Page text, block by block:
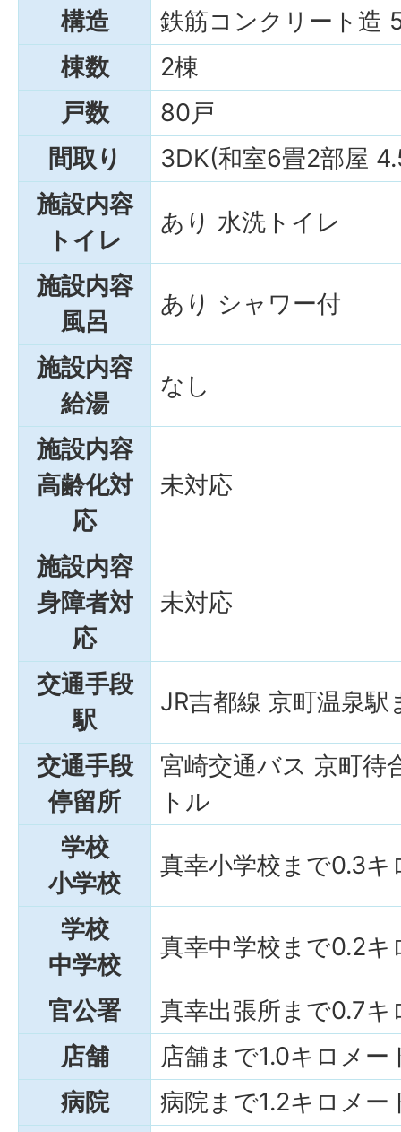
構造
鉄筋コンクリート造
棟数
2棟
戸数
80戸
間取り
3DK(和室6畳2部屋
施設内容
トイレ
あり 水洗トイレ
施設内容
風呂
あり シャワー付
施設内容
給湯
なし
施設内容
高齢化対
応
未対応
施設内容
身障者対
応
未対応
交通手段
駅
JR吉都線 京町温泉
交通手段
停留所
宮崎交通バス 京町待
トル
学校
小学校
真幸小学校まで0.3キ
学校
中学校
真幸中学校まで0.2キ
官公署
真幸出張所まで0.7キ
店舗
店舗まで1.0キロメー
病院
病院まで1.2キロメー